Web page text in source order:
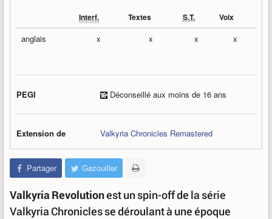
Interf. Textes S.T. Voix
anglais x x x x
PEGI Déconseillé aux moins de 16 ans
Extension de Valkyria Chronicles Remastered
Partager Gazouiller
Valkyria Revolutionest un spin-off de la série
Valkyria Chronicles se déroulant à une époque